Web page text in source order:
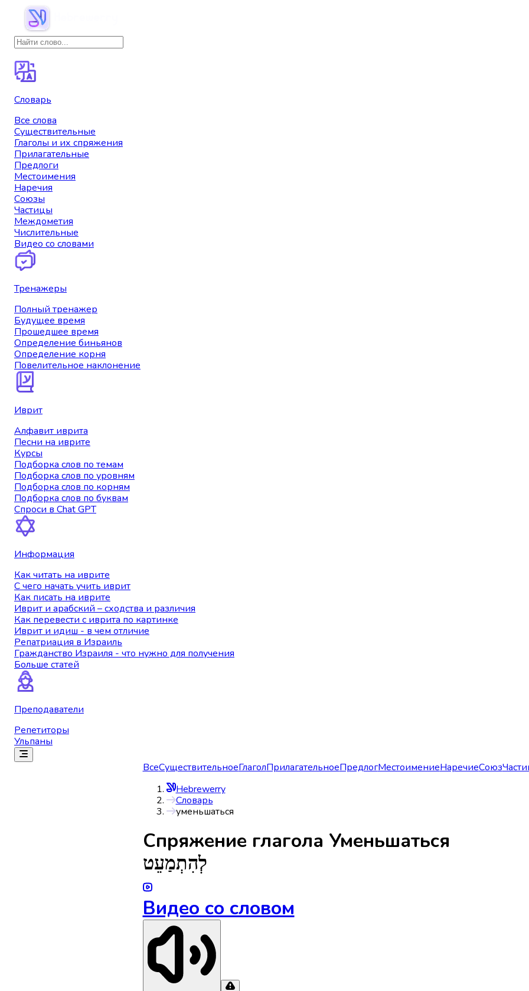
Словарь
Все слова
Существительные
Глаголы и их спряжения
Прилагательные
Предлоги
Местоимения
Наречия
Союзы
Частицы
Междометия
Числительные
Видео со словами
Тренажеры
Полный тренажер
Будущее время
Прошедшее время
Определение биньянов
Определение корня
Повелительное наклонение
Иврит
Алфавит иврита
Песни на иврите
Курсы
Подборка слов по темам
Подборка слов по уровням
Подборка слов по корням
Подборка слов по буквам
Спроси в Chat GPT
Информация
Как читать на иврите
С чего начать учить иврит
Как писать на иврите
Иврит и арабский – сходства и различия
Как перевести с иврита по картинке
Иврит и идиш - в чем отличие
Репатриация в Израиль
Гражданство Израиля - что нужно для получения
Больше статей
Преподаватели
Репетиторы
Ульпаны
ВсеСуществительноеГлаголПрилагательноеПредлогМестоимениеНаречиеСоюз
Hebrewerry
Словарь
уменьшаться
Спряжениe глагола Уменьшаться
לְהִתְמַעֵט
Видео со словом